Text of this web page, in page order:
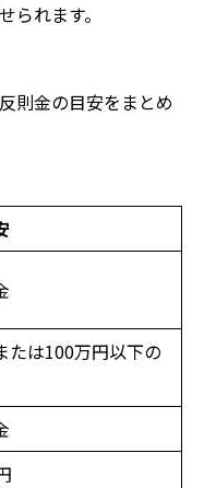
られます。
則金の目安をまとめ
たは100万円以下の